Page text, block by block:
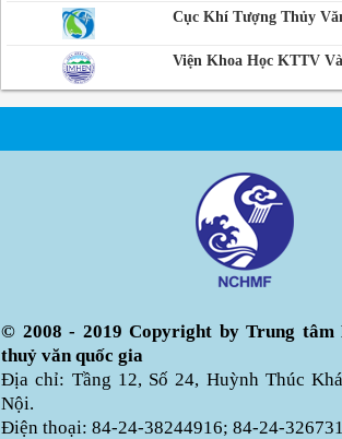
Cục Khí Tượng Thủy
Viện Khoa Học KTTV
© 2008 - 2019 Copyright by Trung tâm
thuỷ văn quốc gia
Địa chỉ: Tầng 12, Số 24, Huỳnh Thúc
Nội.
Điện thoại: 84-24-38244916; 84-24-